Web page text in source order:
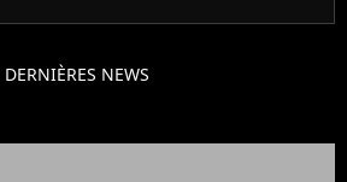
DERNIÈRES NEWS